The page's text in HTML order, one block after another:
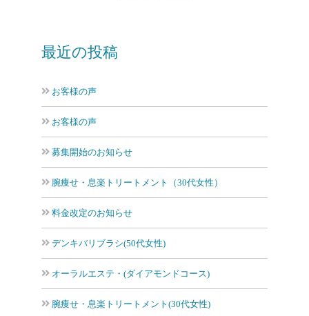
最近の投稿
お客様の声
お客様の声
募集開始のお知らせ
腕痩せ・息楽トリートメント（30代女性）
料金改定のお知らせ
デンキバリブラシ(50代女性)
オーラルエステ・(ダイアモンドコース)
腕痩せ・息楽トリートメント(30代女性)